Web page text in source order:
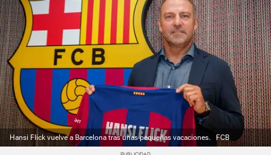
Hansi Flick vuelve a Barcelona tras unas pequeñas vacaciones. FCB